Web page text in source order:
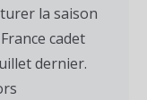
la saison
cadet
dernier.